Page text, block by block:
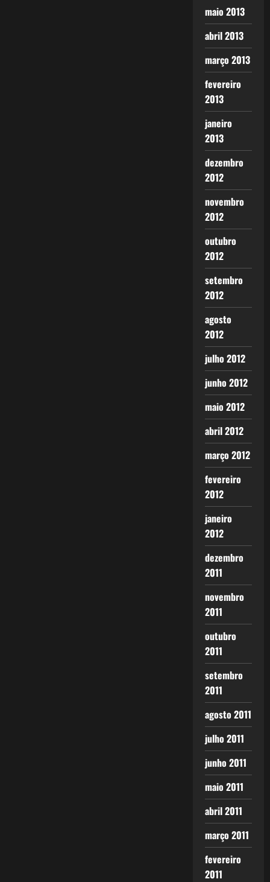
maio 2013
abril 2013
março 2013
fevereiro
2013
janeiro
2013
dezembro
2012
novembro
2012
outubro
2012
setembro
2012
agosto
2012
julho 2012
junho 2012
maio 2012
abril 2012
março 2012
fevereiro
2012
janeiro
2012
dezembro
2011
novembro
2011
outubro
2011
setembro
2011
agosto 2011
julho 2011
junho 2011
maio 2011
abril 2011
março 2011
fevereiro
2011